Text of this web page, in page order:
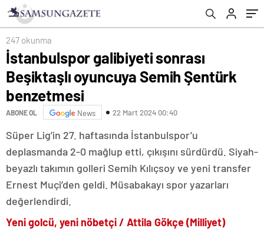
247 okunma
İstanbulspor galibiyeti sonrası
Beşiktaşlı oyuncuya Semih Şentürk
benzetmesi
ABONE OL News 22 Mart 2024 00:40
Süper Lig’in 27. haftasında İstanbulspor’u
deplasmanda 2-0 mağlup etti, çıkışını sürdürdü. Siyah-
beyazlı takımın golleri Semih Kılıçsoy ve yeni transfer
Ernest Muçi’den geldi. Müsabakayı spor yazarları
değerlendirdi.
Yeni golcü, yeni nöbetçi / Attila Gökçe (Milliyet)
gerekirdi!